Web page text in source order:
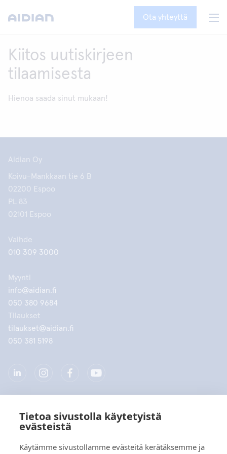
Tietoa sivustolla käytetyistä
evästeistä
Käytämme sivustollamme evästeitä kerätäksemme ja
Ota yhteyttä
Kiitos uutiskirjeen
tilaamisesta
Hienoa saada sinut mukaan!
Aidian Oy
Koivu-Mankkaan tie 6 B
02200 Espoo
PL 83
02101 Espoo
Vaihde
010 309 3000
Myynti
info@aidian.fi
050 380 9684
Tilaukset
tilaukset@aidian.fi
050 381 5198
Yritys